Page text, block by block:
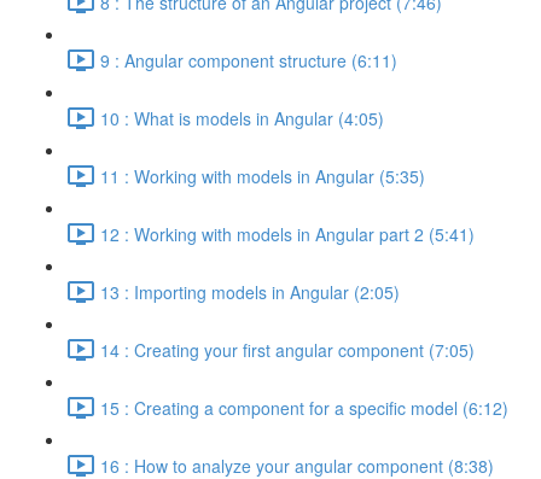
9 : Angular component structure (6:11)
10 : What is models in Angular (4:05)
11 : Working with models in Angular (5:35)
12 : Working with models in Angular part 2 (5:41)
13 : Importing models in Angular (2:05)
14 : Creating your first angular component (7:05)
15 : Creating a component for a specific model (6:12)
16 : How to analyze your angular component (8:38)